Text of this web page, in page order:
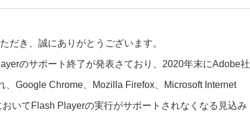
だき、誠にありがとうございます。
のサポート終了が発表さており、2020年末にAdobe社
Google Chrome、Mozilla Firefox、Microsoft Internet
いてFlash Playerの実行がサポートされなくなる見込み